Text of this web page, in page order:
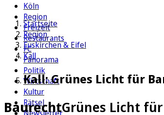
Köln
Region
Freizeit
Restaurants
FC
Panorama
Politik
Wirtschaft
Kultur
Rätsel
Startseite
Region
Euskirchen & Eifel
Kall
Kall: Grünes Licht für
BaurechtGrünes Licht